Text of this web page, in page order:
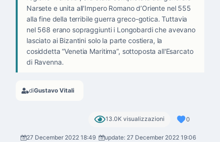
Narsete e unita all'Impero Romano d’Oriente nel 555
alla fine della terribile guerra greco-gotica. Tuttavia
nel 568 erano sopraggiunti i Longobardi che avevano
lasciato ai Bizantini solo la parte costiera, la
cosiddetta “Venetia Maritima”, sottoposta all'Esarcato
di Ravenna.
diGustavo Vitali
13.0K visualizzazioni 0
27 December 2022 18:49 update: 27 December 2022 19:06